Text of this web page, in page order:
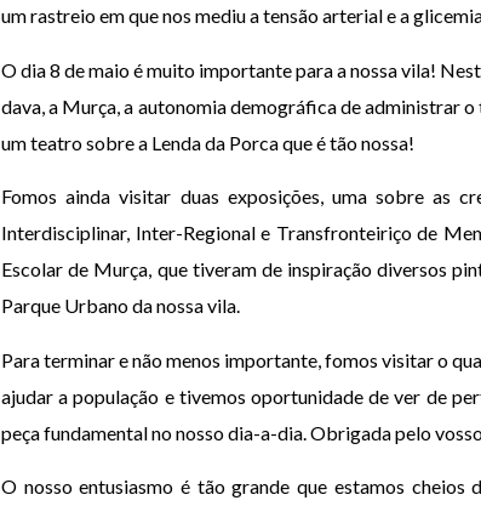
um rastreio em que nos mediu a tensão arterial e a
O dia 8 de maio é muito importante para a nossa vila!
dava, a Murça, a autonomia demográfica de administrar
um teatro sobre a Lenda da Porca que é tão nossa!
Fomos ainda visitar duas exposições, uma sobre as
Interdisciplinar, Inter-Regional e Transfronteiriço de
Escolar de Murça, que tiveram de inspiração diversos
Parque Urbano da nossa vila.
Para terminar e não menos importante, fomos visitar o
ajudar a população e tivemos oportunidade de ver de
peça fundamental no nosso dia-a-dia. Obrigada pelo
O nosso entusiasmo é tão grande que estamos